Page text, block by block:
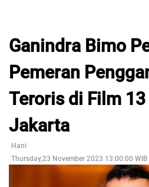
Ganindra Bimo
Pemeran
Teroris di Film
Jakarta
Hani
Thursday,23 November 2023 13:00:00 WIB